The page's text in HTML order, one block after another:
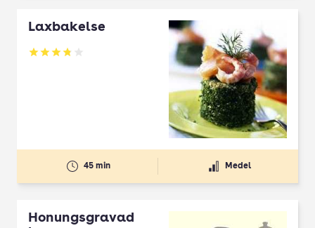
Laxbakelse
Betyg: 3.77 av 5
45 min Medel
Honungsgravad